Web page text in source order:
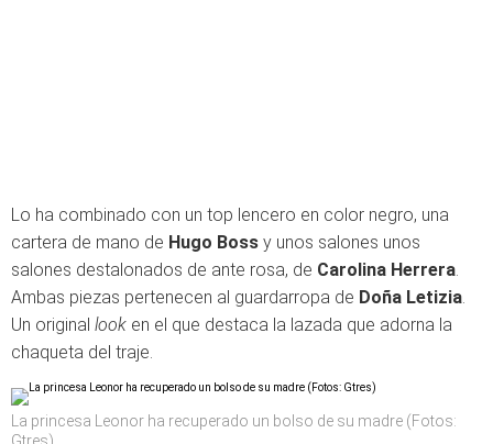
Lo ha combinado con un top lencero en color negro, una
cartera de mano de Hugo Boss y unos salones unos
salones destalonados de ante rosa, de Carolina Herrera
Ambas piezas pertenecen al guardarropa de Doña Letizia
Un original look en el que destaca la lazada que adorna la
chaqueta del traje.
La princesa Leonor ha recuperado un bolso de su madre (Fotos:
Gtres)